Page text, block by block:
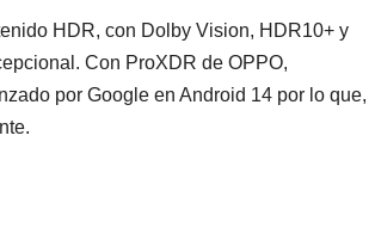
HDR, con Dolby Vision, HDR10+ y
Con ProXDR de OPPO,
por Google en Android 14 por lo que,